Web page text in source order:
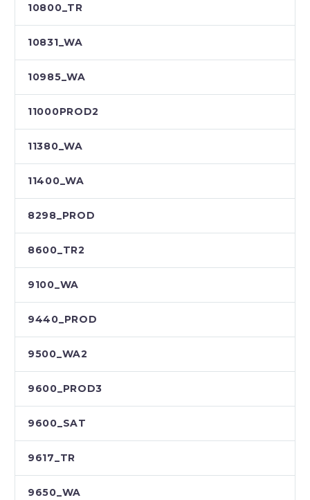
10800_TR
10831_WA
10985_WA
11000PROD2
11380_WA
11400_WA
8298_PROD
8600_TR2
9100_WA
9440_PROD
9500_WA2
9600_PROD3
9600_SAT
9617_TR
9650_WA